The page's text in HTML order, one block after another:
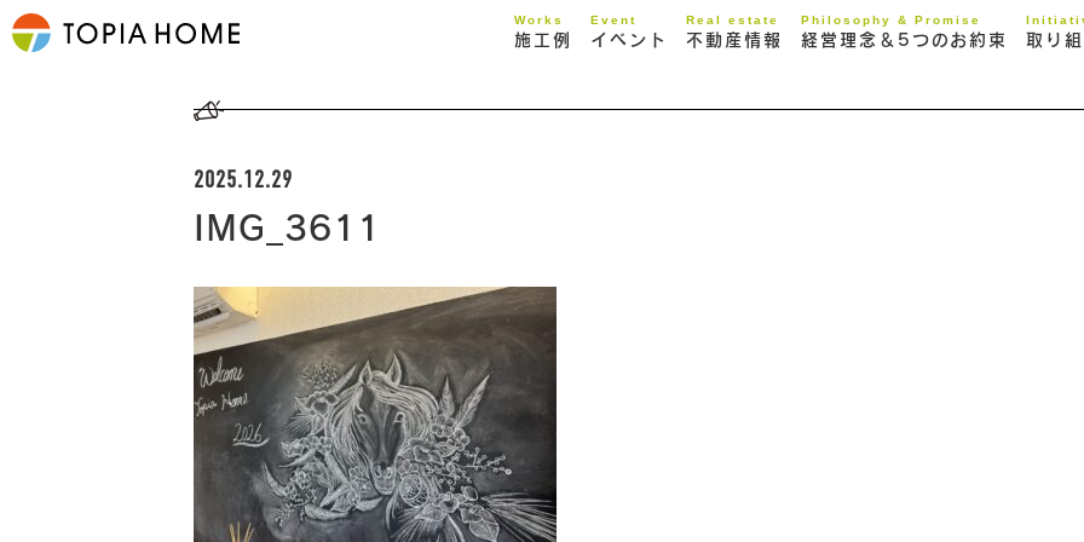
Works
施工例
Event
イベント
Real estate
不動産情報
Philosophy & Promise
経営理念＆5つのお約束 取り
2025.12.29
IMG_3611